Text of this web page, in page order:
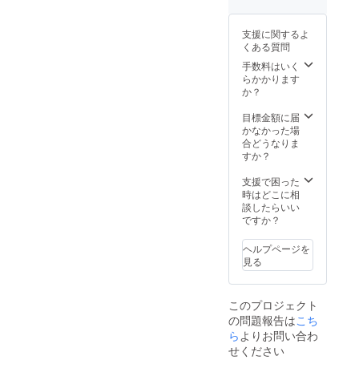
す。 生
地の厚
みに対
して通
気性が
高く群
を軽
減。 洗
浄によ
ず耐久
性があ
り、
オー
バーマ
スクに
す。 ※
手作り
となり
ますの
で、色
合いな
ど多少
部） ※
手作り
となり
ますの
でサイ
ズは多
ざいま
す。ご
了承く
品説
明：
メッ
シュ
ル3層構
材の生
地を使
用。 堅
牢で3層
の厚み
があり
フィッ
仕様：
ダブル
ラッセ
ル生
地 縫
製・熱
材：ダ
ブル
ラッセ
エステ
ル）
メッ
シュ3層
維マス
ク ゴ
ム紐・
熱圧着
寸法：
・高さ
（顎〜
鼻）
圧着接
着 素
材：ダ
ブル
ラッセ
ル生地
ル）
メッ
シュ3層
ク ゴ
ム紐・
熱圧着
シート
・高さ
（顎〜
鼻）
140mm
部） ・
幅（片
面）
100mm
（最長
せて頂
す。 各
グッズ
の色や
デザイ
ンはお
ださ
い。 猫
ちゃん
レザー
ラップ
は異な
るデザ
インの
お入れ
します
が、同
じもの
場合そ
の旨を
備考欄
にご入
力くだ
グッズ
入って
いま
す。 猫
ちゃん
レザー
ラップ
は異な
るデザ
インの
お入れ
します
が、同
じもの
場合備
考欄に
その旨
をご入
さい。
各グッ
ズの写
真はイ
メージ
支援に関するよ
くある質問
手数料はいく
らかかります
か？
目標金額に届
かなかった場
合どうなりま
すか？
支援で困った
時はどこに相
談したらいい
ですか？
ヘルプページを
見る
このプロジェクト
の問題報告はこち
ら よりお問い合わ
せください